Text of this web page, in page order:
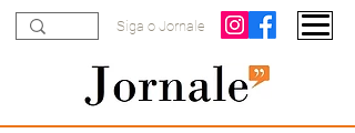
Siga o Jornale